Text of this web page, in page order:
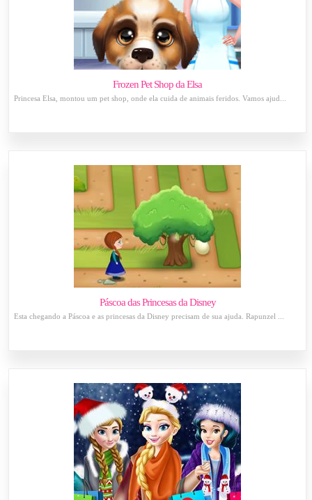
Frozen Pet Shop da Elsa
Princesa Elsa, montou um pet shop, onde ela cuida de animais feridos. Vamos ajud...
Páscoa das Princesas da Disney
Esta chegando a Páscoa e as princesas da Disney precisam de sua ajuda. Rapunzel ...